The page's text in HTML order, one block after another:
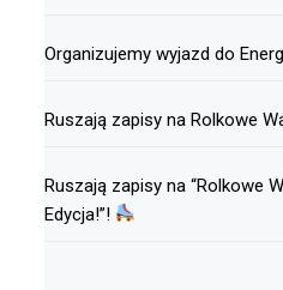
Organizujemy wyjazd do
Ruszają zapisy na Rolkowe
Ruszają zapisy na “Rolkowe
Edycja!”!